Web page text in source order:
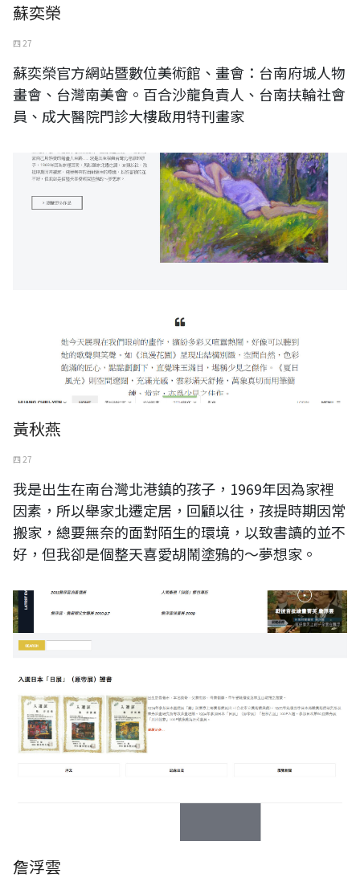
蘇奕榮
四 27
蘇奕榮官方網站暨數位美術館、畫會：台南府城人物
畫會、台灣南美會。百合沙龍負責人、台南扶輪社會
員、成大醫院門診大樓啟用特刊畫家
黃秋燕
四 27
我是出生在南台灣北港鎮的孩子，1969年因為家裡
因素，所以舉家北遷定居，回顧以往，孩提時期因常
搬家，總要無奈的面對陌生的環境，以致書讀的並不
好，但我卻是個整天喜愛胡鬧塗鴉的～夢想家。
詹浮雲